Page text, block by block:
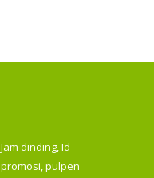
dinding, Id-
pulpen